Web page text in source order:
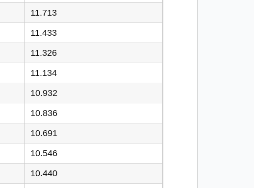
11.713
11.433
11.326
11.134
10.932
10.836
10.691
10.546
10.440